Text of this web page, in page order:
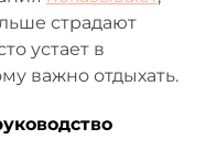
страдают
устает в
важно отдыхать.